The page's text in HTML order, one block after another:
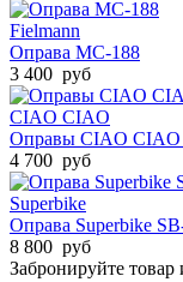
Fielmann
Оправа MC-188
3 400 руб
CIAO CIAO
Оправы CIAO CIAO
4 700 руб
Superbike
Оправа Superbike
8 800 руб
Забронируйте товар